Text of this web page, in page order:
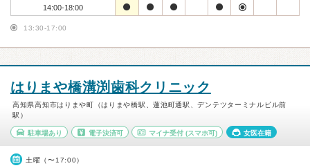
14:00-18:00
13:30-17:00
はりまや橋溝渕歯科クリニック
高知県高知市はりまや町（はりまや橋駅、蓮池町通駅、デンテツターミナルビル前
駅）
駐車場あり 電子決済可 マイナ受付 (スマホ可) 女医在籍
土曜（〜17:00）